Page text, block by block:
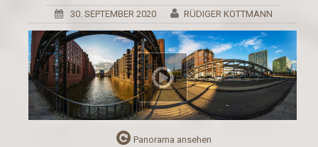
30. SEPTEMBER 2020 RÜDIGER KOTTMANN
Panorama ansehen